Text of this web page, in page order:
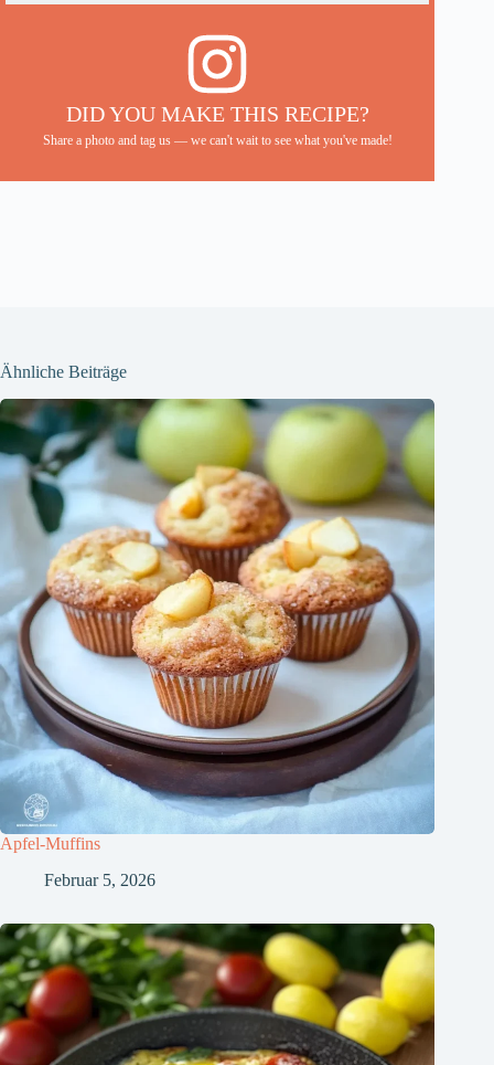
DID YOU MAKE THIS RECIPE?
Share a photo and tag us — we can't wait to see what you've made!
Ähnliche Beiträge
Apfel-Muffins
Februar 5, 2026